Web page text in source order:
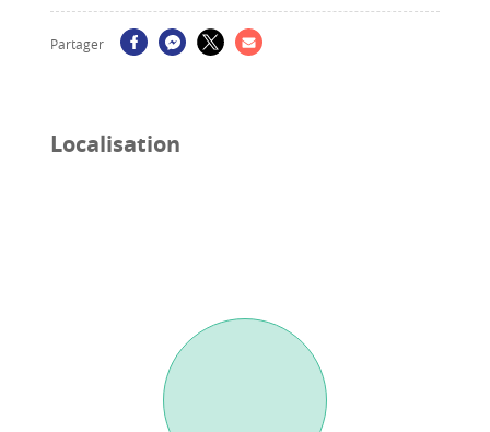
Partager
Localisation